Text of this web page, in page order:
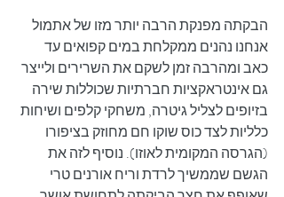
הבקתה מפנקת הרבה יותר מזו של אתמול
אנחנו נהנים ממקלחת במים קפואים עד
כאב ומהרבה זמן לשקם את השרירים ולייצר
גם אינטראקציות חברתיות שכוללות שירה
בזיופים לצליל גיטרה, משחקי קלפים ושיחות
כלליות לצד כוס שוקו חם מחוזק בציפורו
(הגרסה המקומית לאוזו). נוסיף לזה את
הגשם שממשיך לרדת וריח אורנים טרי